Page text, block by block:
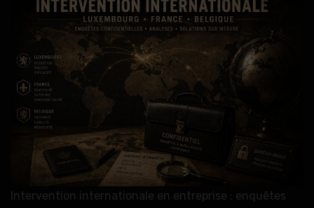
Intervention internationale en entreprise : enquêtes